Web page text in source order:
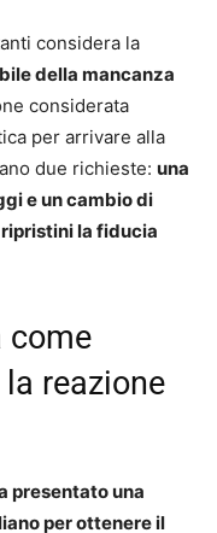
considera la
della mancanza
considerata
per arrivare alla
due richieste: una
e un cambio di
la fiducia
come
reazione
presentato una
per ottenere il